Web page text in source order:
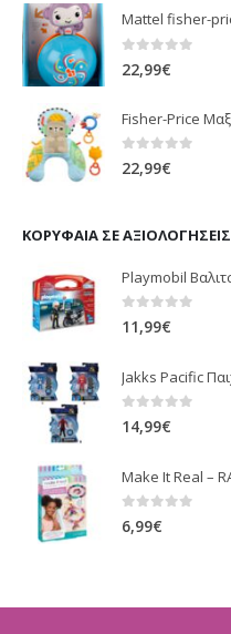
22,99€
0 out of 5
22,99€
ΚΟΡΥΦΑΊΑ ΣΕ ΑΞΙΟΛΟΓΉΣΕΙΣ
0 out of 5
11,99€
0 out of 5
14,99€
0 out of 5
6,99€